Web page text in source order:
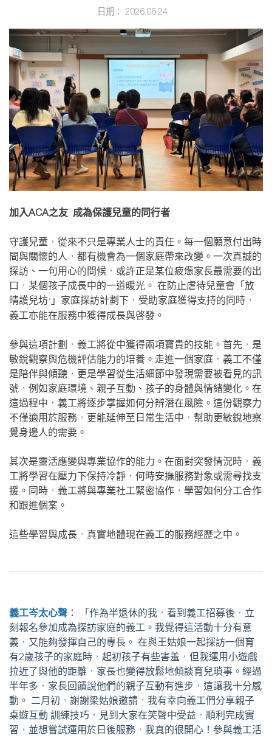
日期： 2026.06.24
加入ACA之友 成為保護兒童的同行者
守護兒童，從來不只是專業人士的責任。每一個願意付出時
間與關懷的人，都有機會為一個家庭帶來改變。一次真誠的
探訪、一句用心的問候，或許正是某位疲憊家長最需要的出
口，某個孩子成長中的一道暖光。 在防止虐待兒童會「放
晴護兒坊* 」家庭探訪計劃下，受助家庭獲得支持的同時，
義工亦能在服務中獲得成長與啓發。
參與這項計劃，義工將從中獲得兩項寶貴的技能。首先，是
敏銳觀察與危機評估能力的培養。走進一個家庭，義工不僅
是陪伴與傾聽，更是學習從生活細節中發現需要被看見的訊
號，例如家庭環境、親子互動、孩子的身體與情緒變化。在
這過程中，義工將逐步掌握如何分辨潛在風險。這份觀察力
不僅適用於服務，更能延伸至日常生活中，幫助更敏銳地察
覺身邊人的需要。
其次是靈活應變與專業協作的能力。在面對突發情況時，義
工將學習在壓力下保持冷靜，何時安撫服務對象或需尋找支
援。同時，義工將與專業社工緊密協作，學習如何分工合作
和跟進個案。
這些學習與成長，真實地體現在義工的服務經歷之中。
義工岑太心聲 ： 「 作為半退休的我，看到義工招募後，立
刻報名參加成為探訪家庭的義工。我覺得這活動十分有意
義，又能夠發揮自己的專長。 在與王姑娘一起探訪一個育
有2歲孩子的家庭時，起初孩子有些害羞，但我運用小遊戲
拉近了與他的距離，家長也變得放鬆地傾談育兒瑣事。經過
半年多，家長回饋說他們的親子互動有進步，這讓我十分感
動。 二月初，謝謝梁姑娘邀請，我有幸向義工們分享親子
桌遊互動 訓練技巧，見到大家在笑聲中受益，順利完成實
習，並想嘗試運用於日後服務，我真的很開心！參與義工活